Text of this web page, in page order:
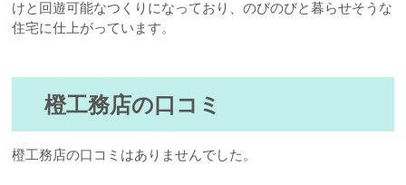
けと回遊可能なつくりになっており、のびのびと暮らせそうな
住宅に仕上がっています。
橙工務店の口コミ
橙工務店の口コミはありませんでした。